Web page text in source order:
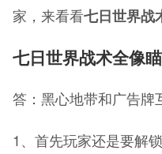
家，来看看七日世界战
七日世界战术全像
答：黑心地带和广告牌
1、首先玩家还是要解